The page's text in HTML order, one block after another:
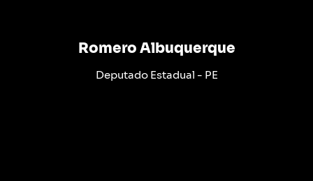
Romero Albuquerque
Deputado Estadual - PE